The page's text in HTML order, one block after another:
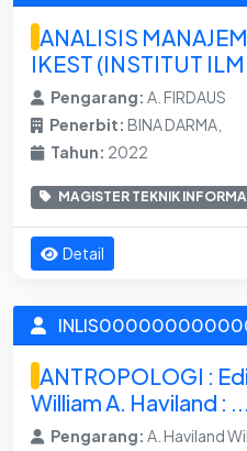
ANALISIS
IKEST (INSTITUT
Pengarang: A. FIRDAUS
Penerbit: BINA DARMA,
Tahun: 2022
MAGISTER TEKNIK
Detail
ANTROPOLOGI :
William A. Haviland : ...
Pengarang: A. Haviland